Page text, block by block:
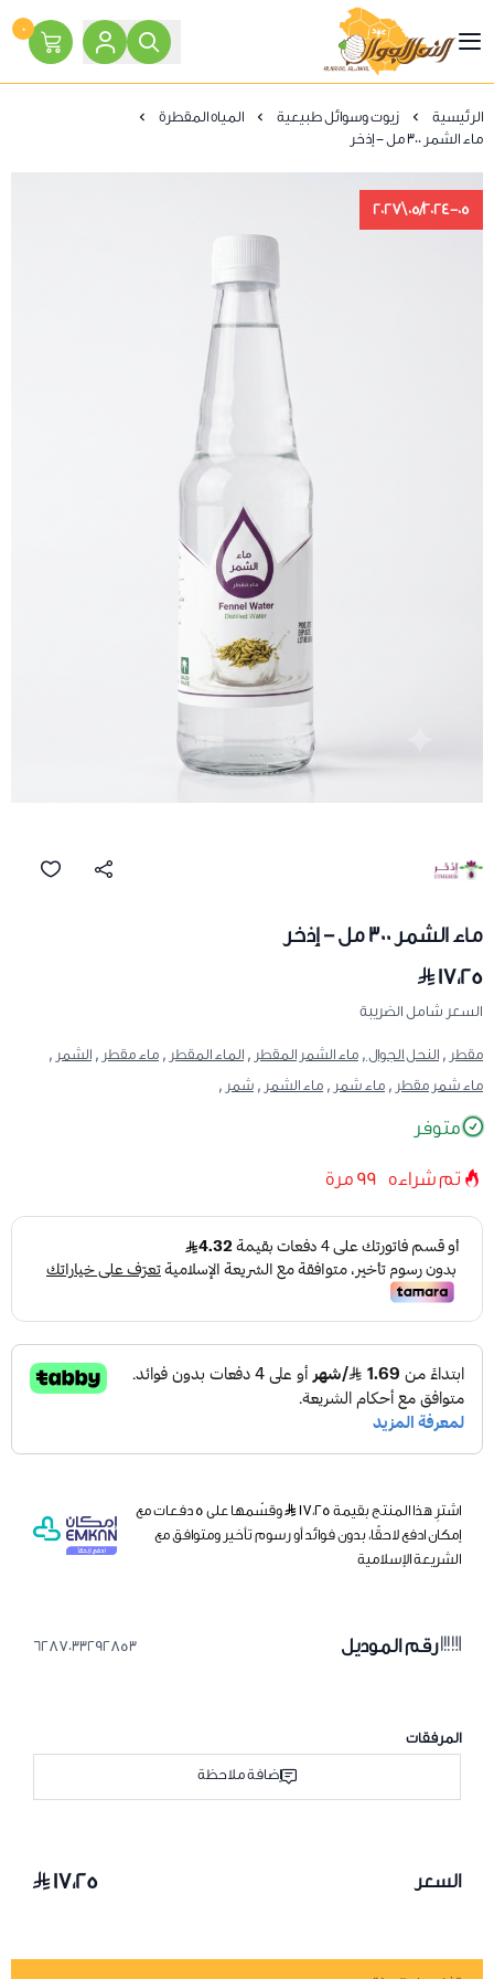
النحل الجوال
٠
الرئيسية زيوت وسوائل طبيعية
المياه المقطرة
ماء الشمر 300 مل - إذخر
05/2024-05\2027
ماء الشمر 300 مل - إذخر
١٧٫٢٥
السعر شامل الضريبة
مقطر , النحل الجوال , ماء الشمر المقطر , الماء المقطر , ماء مقطر , الشمر ,
ماء شمر مقطر , ماء شمر , ماء الشمر , شمر ,
متوفر
تم شراءه 99 مرة
اشترِ هذا المنتج بقيمة ١٧٫٢٥
وقسّمها على 5 دفعات مع
إمكان ادفع لاحقًا، بدون فوائد أو رسوم تأخير ومتوافق مع
الشريعة الإسلامية
رقم الموديل 6287033292853
المرفقات
إضافة ملاحظة
السعر ١٧٫٢٥